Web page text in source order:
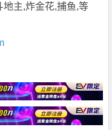
主,炸金花,捕鱼,等